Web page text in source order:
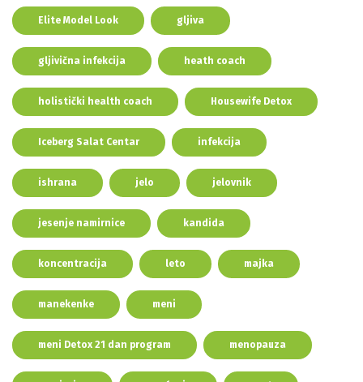
Elite Model Look gljiva
gljivična infekcija heath coach
holistički health coach Housewife Detox
Iceberg Salat Centar infekcija
ishrana jelo jelovnik
jesenje namirnice kandida
koncentracija leto majka
manekenke meni
meni Detox 21 dan program menopauza